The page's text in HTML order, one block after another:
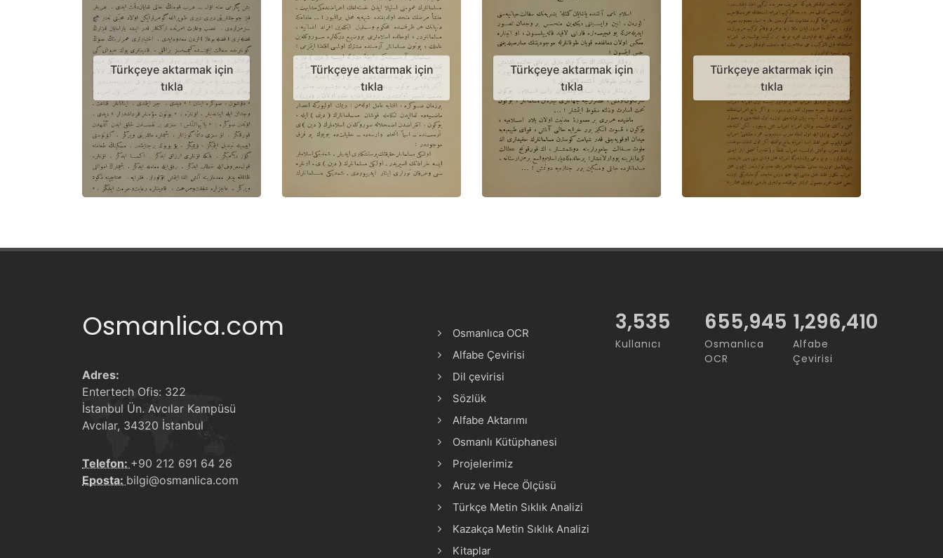
Türkçeye aktarmak için
tıkla
Türkçeye aktarmak için
tıkla
Türkçeye aktarmak için
tıkla
Türkçeye aktarmak için
tıkla
Osmanlica.com
Adres:
Entertech Ofis: 322
İstanbul Ün. Avcılar Kampüsü
Avcılar, 34320 İstanbul
Telefon: +90 212 691 64 26
Eposta: bilgi@osmanlica.com
Osmanlıca OCR
Alfabe Çevirisi
Dil çevirisi
Sözlük
Alfabe Aktarımı
Osmanlı Kütüphanesi
Projelerimiz
Aruz ve Hece Ölçüsü
Türkçe Metin Sıklık Analizi
Kazakça Metin Sıklık Analizi
Kitaplar
3,535
Kullanıcı
755,331
Osmanlıca
OCR
1,296,410
Alfabe
Çevirisi